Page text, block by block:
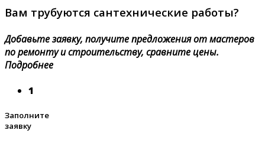
Вам трубуются сантехнические работы?
Добавьте заявку, получите предложения от мастеров
по ремонту и строительству, сравните цены.
Подробнее
1
Заполните
заявку